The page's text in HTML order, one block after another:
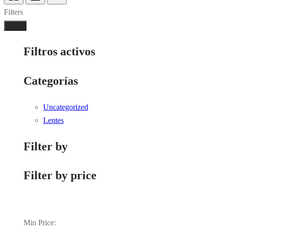
Filters
Filtros activos
Categorías
Uncategorized
Lentes
Filter by
Filter by price
Min Price: